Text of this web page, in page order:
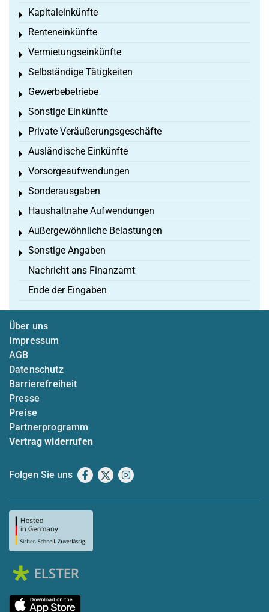
Kapitaleinkünfte
Toggle menu
Renteneinkünfte
Toggle menu
Vermietungseinkünfte
Toggle menu
Selbständige Tätigkeiten
Toggle menu
Gewerbebetriebe
Toggle menu
Sonstige Einkünfte
Toggle menu
Private Veräußerungsgeschäfte
Toggle menu
Ausländische Einkünfte
Toggle menu
Vorsorgeaufwendungen
Toggle menu
Sonderausgaben
Toggle menu
Haushaltnahe Aufwendungen
Toggle menu
Außergewöhnliche Belastungen
Toggle menu
Sonstige Angaben
Toggle menu
Nachricht ans Finanzamt
Ende der Eingaben
Über uns
Impressum
AGB
Datenschutz
Barrierefreiheit
Presse
Preise
Partnerprogramm
Vertrag widerrufen
Folgen Sie uns Facebook
X Instagram